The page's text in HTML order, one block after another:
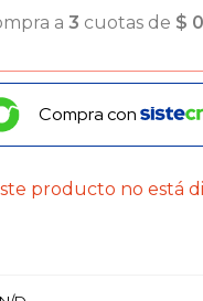
a 3 cuotas de $ 0
Compra con
producto no está